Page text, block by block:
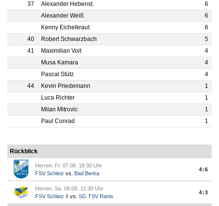
37
Alexander Hebenst.
6
Alexander Weiß
6
Kenny Eichelkraut
6
40
Robert Schwarzbach
5
41
Maximilian Voit
4
Musa Kamara
4
Pascal Stütz
4
44
Kevin Priedemann
1
Luca Richter
1
Milan Mitrovic
1
Paul Conrad
1
Rückblick
Herren, Fr. 07.08. 18:30 Uhr
FSV Schleiz vs. Bad Berka
4:6
Herren, Sa. 08.08. 12:30 Uhr
FSV Schleiz II vs. SG TSV Ranis
4:3